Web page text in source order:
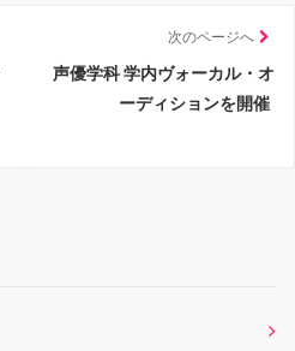
次のページへ
声優学科 学内ヴォーカル・オ
ーディションを開催